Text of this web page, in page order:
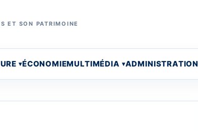
ET SON PATRIMOINE
ÉCONOMIEMULTIMÉDIA ADMINISTRATION